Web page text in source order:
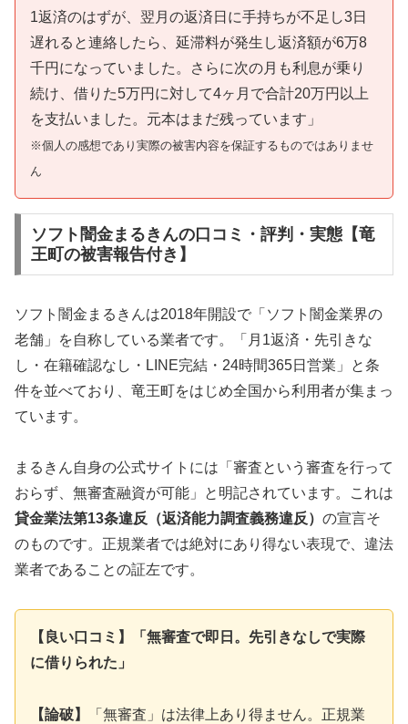
1返済のはずが、翌月の返済日に手持ちが不足し3日
遅れると連絡したら、延滞料が発生し返済額が6万8
千円になっていました。さらに次の月も利息が乗り
続け、借りた5万円に対して4ヶ月で合計20万円以上
を支払いました。元本はまだ残っています」
※個人の感想であり実際の被害内容を保証するものではありませ
ん
ソフト闇金まるきんの口コミ・評判・実態【竜
王町の被害報告付き】
ソフト闇金まるきんは2018年開設で「ソフト闇金業界の
老舗」を自称している業者です。「月1返済・先引きな
し・在籍確認なし・LINE完結・24時間365日営業」と条
件を並べており、竜王町をはじめ全国から利用者が集まっ
ています。
まるきん自身の公式サイトには「審査という審査を行って
おらず、無審査融資が可能」と明記されています。これは
貸金業法第13条違反（返済能力調査義務違反） の宣言そ
のものです。正規業者では絶対にあり得ない表現で、違法
業者であることの証左です。
【良い口コミ】「無審査で即日。先引きなしで実際
に借りられた」
【論破】
「無審査」は法律上あり得ません。正規業